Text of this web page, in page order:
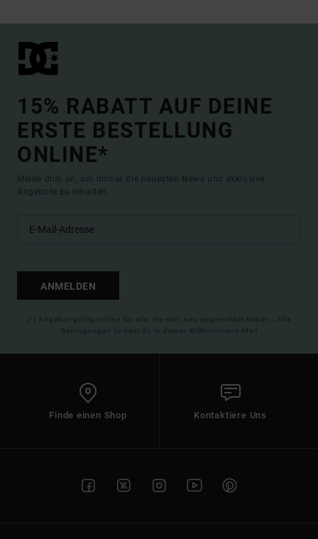
15% RABATT AUF DEINE
ERSTE BESTELLUNG
ONLINE*
Melde dich an, um immer die neuesten News und exklusive
Angebote zu erhalten.
ANMELDEN
(*) Angebot gültig online für alle, die sich neu angemeldet haben - Alle
Bedingungen findest du in deiner Willkommens-Mail
Finde einen Shop Kontaktiere Uns